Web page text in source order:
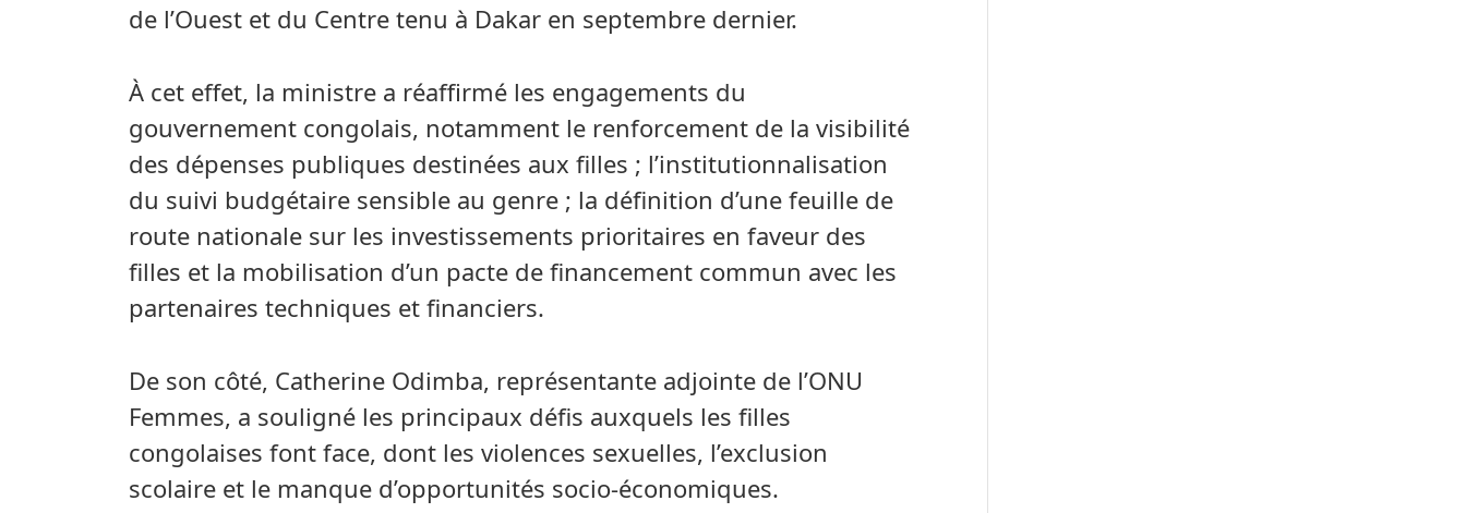
de l’Ouest et du Centre tenu à Dakar en septembre dernier.
À cet effet, la ministre a réaffirmé les engagements du
gouvernement congolais, notamment le renforcement de la visibilité
des dépenses publiques destinées aux filles ; l’institutionnalisation
du suivi budgétaire sensible au genre ; la définition d’une feuille de
route nationale sur les investissements prioritaires en faveur des
filles et la mobilisation d’un pacte de financement commun avec les
partenaires techniques et financiers.
De son côté, Catherine Odimba, représentante adjointe de l’ONU
Femmes, a souligné les principaux défis auxquels les filles
congolaises font face, dont les violences sexuelles, l’exclusion
scolaire et le manque d’opportunités socio-économiques.